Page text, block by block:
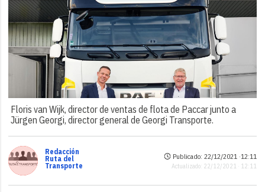
Floris van Wijk, director de ventas de flota de Paccar junto a
Jürgen Georgi, director general de Georgi Transporte.
Redacción
Ruta del
Transporte
Publicado: 22/12/2021 ·12:11
Actualizado: 22/12/2021 · 12:11